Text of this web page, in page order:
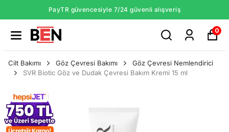
PayTR güvencesiyle 7/24 güvenli alışveriş
0
Cilt Bakımı Göz Çevresi Bakımı
Göz Çevresi Nemlendirici
SVR Biotic Göz ve Dudak Çevresi Bakım Kremi 15 ml